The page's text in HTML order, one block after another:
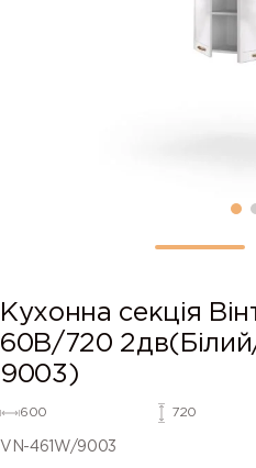
Кухонна секція
60В/720
9003)
600 720
VN-461W/9003